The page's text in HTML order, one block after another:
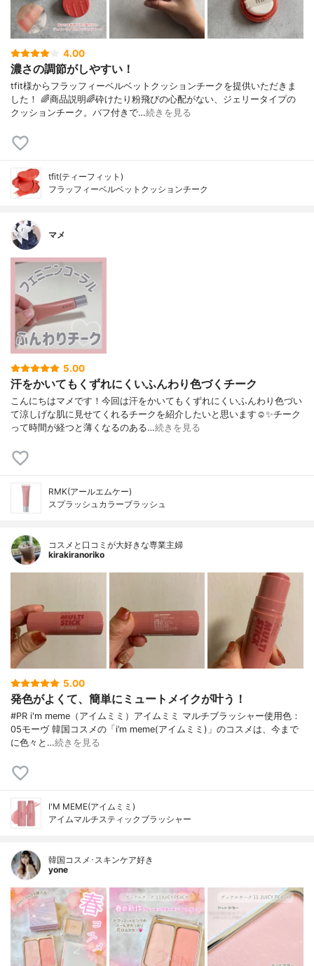
4.00
濃さの調節がしやすい！
tfit様からフラッフィーベルベットクッションチークを提供いただきま
した！ 🌈商品説明🌈砕けたり粉飛びの心配がない、ジェリータイプの
クッションチーク。バフ付きで…続きを見る
tfit(ティーフィット)
フラッフィーベルベットクッションチーク
マメ
5.00
汗をかいてもくずれにくいふんわり色づくチーク
こんにちはマメです！今回は汗をかいてもくずれにくいふんわり色づい
て涼しげな肌に見せてくれるチークを紹介したいと思います☺️✨チーク
って時間が経つと薄くなるのある…続きを見る
RMK(アールエムケー)
スプラッシュカラーブラッシュ
コスメと口コミが大好きな専業主婦
kirakiranoriko
5.00
発色がよくて、簡単にミュートメイクが叶う！
#PR i'm meme（アイムミミ）アイムミミ マルチブラッシャー使用色：
05モーヴ 韓国コスメの「i’m meme(アイムミミ)」のコスメは、今まで
に色々と…続きを見る
I'M MEME(アイムミミ)
アイムマルチスティックブラッシャー
韓国コスメ･スキンケア好き
yone